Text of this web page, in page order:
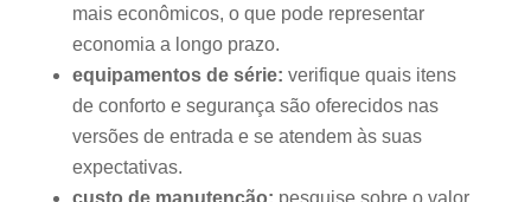
mais econômicos, o que pode representar
economia a longo prazo.
equipamentos de série: verifique quais itens
de conforto e segurança são oferecidos nas
versões de entrada e se atendem às suas
expectativas.
custo de manutenção: pesquise sobre o valor